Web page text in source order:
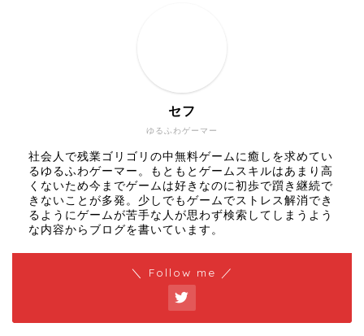
ゆるふわゲーマー
セフ
社会人で残業ゴリゴリの中無料ゲームに癒しを求めてい
るゆるふわゲーマー。もともとゲームスキルはあまり高
くないため今までゲームは好きなのに初歩で躓き継続で
きないことが多発。少しでもゲームでストレス解消でき
るようにゲームが苦手な人が思わず検索してしまうよう
な内容からブログを書いています。
＼ Follow me ／